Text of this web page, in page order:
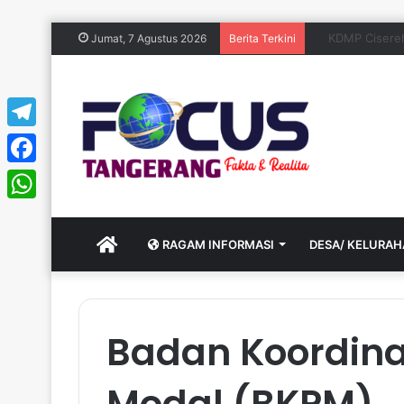
Jumat, 7 Agustus 2026 Berita Terkini KDMP
HOME RAGAM INFORMASI DESA/
Badan
Telegram
Facebook